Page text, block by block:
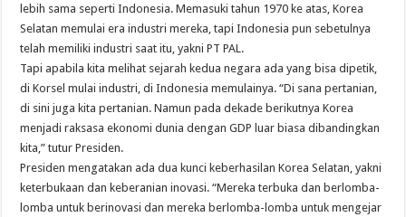
lebih sama seperti Indonesia. Memasuki tahun 1970 ke atas, Korea
Selatan memulai era industri mereka, tapi Indonesia pun sebetulnya
telah memiliki industri saat itu, yakni PT PAL.
Tapi apabila kita melihat sejarah kedua negara ada yang bisa dipetik,
di Korsel mulai industri, di Indonesia memulainya. “Di sana pertanian,
di sini juga kita pertanian. Namun pada dekade berikutnya Korea
menjadi raksasa ekonomi dunia dengan GDP luar biasa dibandingkan
kita,” tutur Presiden.
Presiden mengatakan ada dua kunci keberhasilan Korea Selatan, yakni
keterbukaan dan keberanian inovasi. “Mereka terbuka dan berlomba-
lomba untuk berinovasi dan mereka berlomba-lomba untuk mengejar